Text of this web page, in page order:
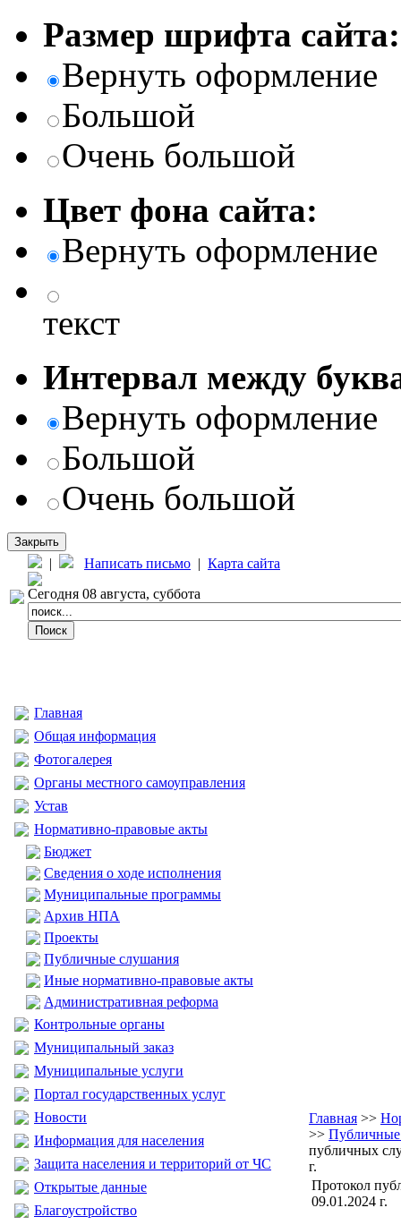
Размер шрифта сайта:
Вернуть оформление
Большой
Очень большой
Цвет фона сайта:
Вернуть оформление
текст
Интервал между
Вернуть оформление
Большой
Очень большой
Закрыть
| Написать письмо | Карта сайта
Сегодня 08 августа, суббота
Главная
Общая информация
Фотогалерея
Органы местного самоуправления
Устав
Нормативно-правовые акты
Бюджет
Сведения о ходе исполнения
Муниципальные программы
Архив НПА
Проекты
Публичные слушания
Иные нормативно-правовые акты
Административная реформа
Контрольные органы
Муниципальный заказ
Муниципальные услуги
Портал государственных услуг
Новости
Информация для населения
Защита населения и территорий от ЧС
Открытые данные
Благоустройство
Главная >>
>>
публичных
г.
Протокол
09.01.2024 г.